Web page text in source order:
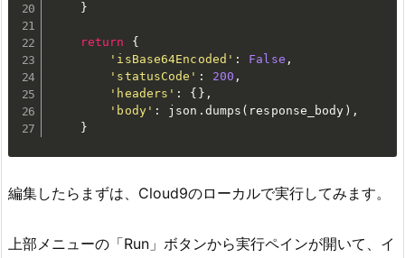
}
return
{
'isBase64Encoded' : False ,
'statusCode' : 200 ,
'headers' : { } ,
'body' : json . dumps ( response_body ) ,
}
編集したらまずは、Cloud9のローカルで実行してみます。
上部メニューの「Run」ボタンから実行ペインが開いて、イ